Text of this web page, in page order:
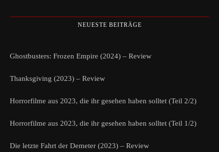
NEUESTE BEITRÄGE
Ghostbusters: Frozen Empire (2024) – Review
Thanksgiving (2023) – Review
Horrorfilme aus 2023, die ihr gesehen haben solltet (Teil 2/2)
Horrorfilme aus 2023, die ihr gesehen haben solltet (Teil 1/2)
Die letzte Fahrt der Demeter (2023) – Review